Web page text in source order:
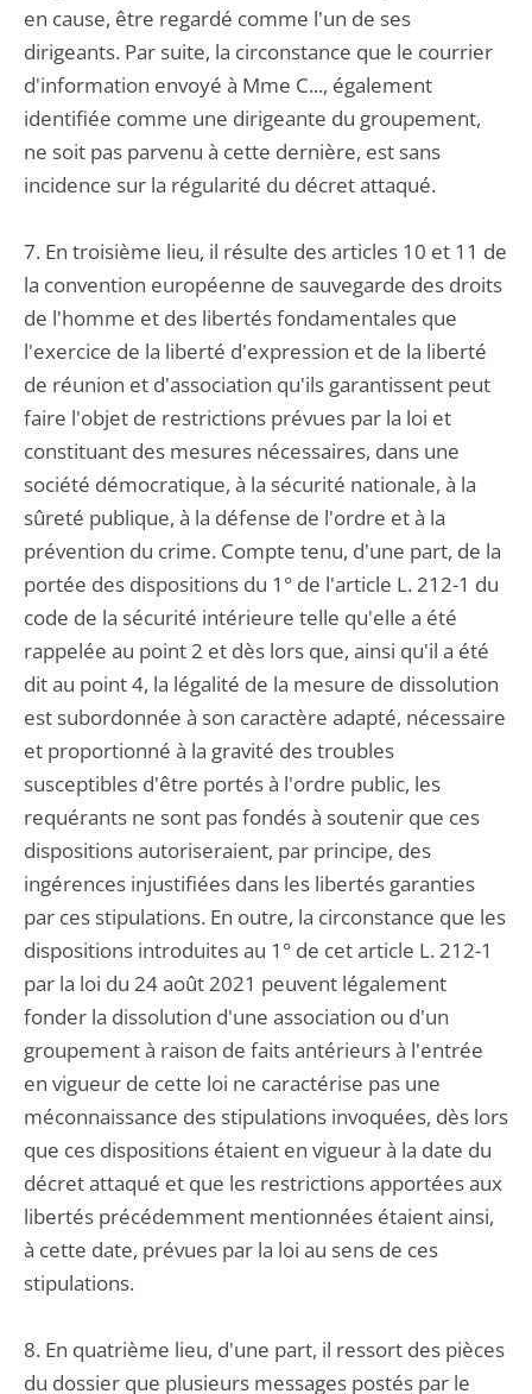
en cause, être regardé comme l'un de ses
dirigeants. Par suite, la circonstance que le courrier
d'information envoyé à Mme C..., également
identifiée comme une dirigeante du groupement,
ne soit pas parvenu à cette dernière, est sans
incidence sur la régularité du décret attaqué.
7. En troisième lieu, il résulte des articles 10 et 11 de
la convention européenne de sauvegarde des droits
de l'homme et des libertés fondamentales que
l'exercice de la liberté d'expression et de la liberté
de réunion et d'association qu'ils garantissent peut
faire l'objet de restrictions prévues par la loi et
constituant des mesures nécessaires, dans une
société démocratique, à la sécurité nationale, à la
sûreté publique, à la défense de l'ordre et à la
prévention du crime. Compte tenu, d'une part, de la
portée des dispositions du 1° de l'article L. 212-1 du
code de la sécurité intérieure telle qu'elle a été
rappelée au point 2 et dès lors que, ainsi qu'il a été
dit au point 4, la légalité de la mesure de dissolution
est subordonnée à son caractère adapté, nécessaire
et proportionné à la gravité des troubles
susceptibles d'être portés à l'ordre public, les
requérants ne sont pas fondés à soutenir que ces
dispositions autoriseraient, par principe, des
ingérences injustifiées dans les libertés garanties
par ces stipulations. En outre, la circonstance que les
dispositions introduites au 1° de cet article L. 212-1
par la loi du 24 août 2021 peuvent légalement
fonder la dissolution d'une association ou d'un
groupement à raison de faits antérieurs à l'entrée
en vigueur de cette loi ne caractérise pas une
méconnaissance des stipulations invoquées, dès lors
que ces dispositions étaient en vigueur à la date du
décret attaqué et que les restrictions apportées aux
libertés précédemment mentionnées étaient ainsi,
à cette date, prévues par la loi au sens de ces
stipulations.
8. En quatrième lieu, d'une part, il ressort des pièces
du dossier que plusieurs messages postés par le